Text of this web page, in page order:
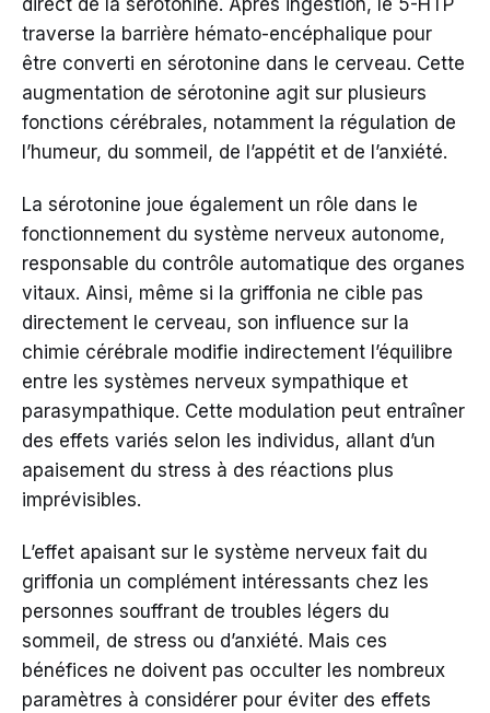
direct de la sérotonine. Après ingestion, le 5-HTP
traverse la barrière hémato-encéphalique pour
être converti en sérotonine dans le cerveau. Cette
augmentation de sérotonine agit sur plusieurs
fonctions cérébrales, notamment la régulation de
l’humeur, du sommeil, de l’appétit et de l’anxiété.
La sérotonine joue également un rôle dans le
fonctionnement du système nerveux autonome,
responsable du contrôle automatique des organes
vitaux. Ainsi, même si la griffonia ne cible pas
directement le cerveau, son influence sur la
chimie cérébrale modifie indirectement l’équilibre
entre les systèmes nerveux sympathique et
parasympathique. Cette modulation peut entraîner
des effets variés selon les individus, allant d’un
apaisement du stress à des réactions plus
imprévisibles.
L’effet apaisant sur le système nerveux fait du
griffonia un complément intéressants chez les
personnes souffrant de troubles légers du
sommeil, de stress ou d’anxiété. Mais ces
bénéfices ne doivent pas occulter les nombreux
paramètres à considérer pour éviter des effets